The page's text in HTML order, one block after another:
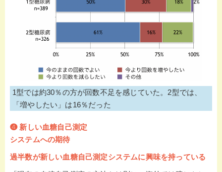
1型では約30％の方が回数不足を感じていた。2型では、
「増やしたい」は16％だった
❹ 新しい血糖自己測定
システムへの期待
過半数が新しい血糖自己測定システムに興味を持っている